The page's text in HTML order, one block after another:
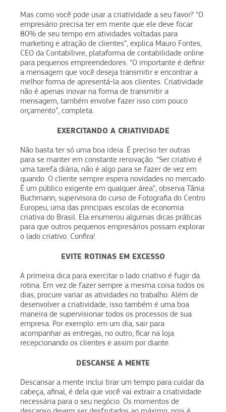
Mas como você pode usar a criatividade a seu favor? “O
empresário precisa ter em mente que ele deve focar
80% de seu tempo em atividades voltadas para
marketing e atração de clientes”, explica Mauro Fontes,
CEO da Contabilivre, plataforma de contabilidade online
para pequenos empreendedores. “O importante é definir
a mensagem que você deseja transmitir e encontrar a
melhor forma de apresentá-la aos clientes. Criatividade
não é apenas inovar na forma de transmitir a
mensagem, também envolve fazer isso com pouco
orçamento”, completa.
EXERCITANDO A CRIATIVIDADE
Não basta ter só uma boa ideia. É preciso ter outras
para se manter em constante renovação. “Ser criativo é
uma tarefa diária, não é algo para se fazer de vez em
quando. O cliente sempre espera novidades no mercado.
É um público exigente em qualquer área”, observa Tânia
Buchmann, supervisora do curso de Fotografia do Centro
Europeu, uma das principais escolas de economia
criativa do Brasil. Ela enumerou algumas dicas práticas
para que outros pequenos empresários possam explorar
o lado criativo. Confira!
EVITE ROTINAS EM EXCESSO
A primeira dica para exercitar o lado criativo é fugir da
rotina. Em vez de fazer sempre a mesma coisa todos os
dias, procure variar as atividades no trabalho. Além de
desenvolver a criatividade, isso também é uma boa
maneira de supervisionar todos os processos de sua
empresa. Por exemplo: em um dia, sair para
acompanhar as entregas, no outro, ficar na loja
recepcionando os clientes e assim por diante.
DESCANSE A MENTE
Descansar a mente inclui tirar um tempo para cuidar da
cabeça, afinal, é dela que você vai extrair a criatividade
necessária para o seu negócio. Os momentos de